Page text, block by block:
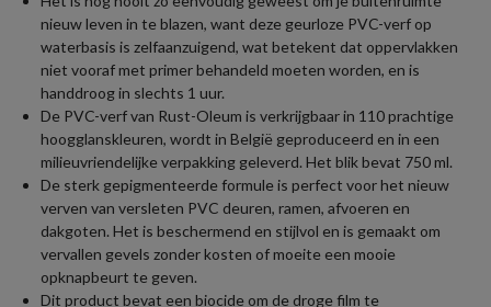
nieuw leven in te blazen, want deze geurloze PVC-verf op
waterbasis is zelfaanzuigend, wat betekent dat oppervlakken
niet vooraf met primer behandeld moeten worden, en is
handdroog in slechts 1 uur.
De PVC-verf van Rust-Oleum is verkrijgbaar in 110 prachtige
hoogglanskleuren, wordt in België geproduceerd en in een
milieuvriendelijke verpakking geleverd. Het blik bevat 750 ml.
De sterk gepigmenteerde formule is perfect voor het nieuw
verven van versleten PVC deuren, ramen, afvoeren en
dakgoten. Het is beschermend en stijlvol en is gemaakt om
vervallen gevels zonder kosten of moeite een mooie
opknapbeurt te geven.
Dit product bevat een biocide om de droge film te